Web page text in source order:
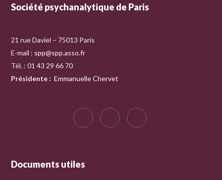
Société psychanalytique de Paris
21 rue Daviel – 75013 Paris
E-mail : spp@spp.asso.fr
Tél. : 01 43 29 66 70
Présidente : Emmanuelle Chervet
Documents utiles